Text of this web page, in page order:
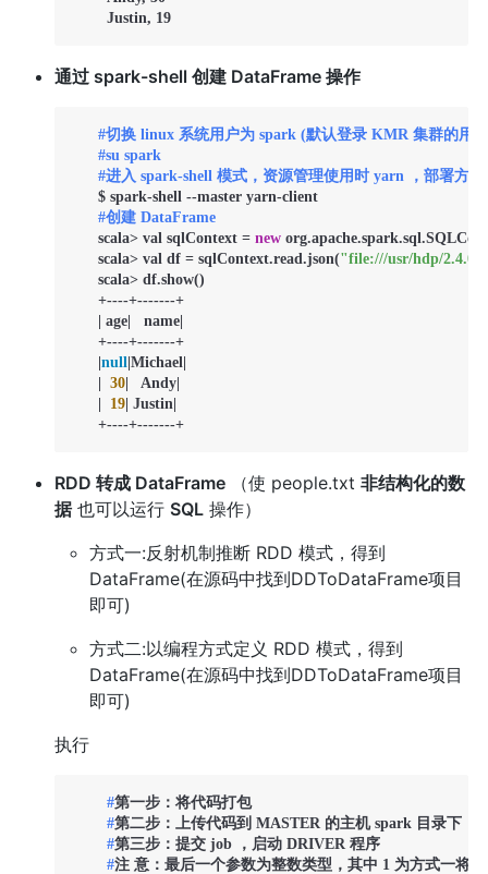
  	Justin, 19
通过 spark-shell 创建 DataFrame 操作
#切换 linux 系统用户为 spark (默认登录 KMR 集群的用
#su spark
#进入 spark-shell 模式，资源管理使用时 yarn ，部署方
      $ spark-shell --master yarn-client
#创建 DataFrame
      scala> val sqlContext =
new
      scala> val df = sqlContext.read.json(
"file:///usr/hdp/
      scala> df.show()
      +----+-------+
      | age|   name|
      +----+-------+
null |Michael|
30|   Andy|
19| Justin|
      +----+-------+
RDD 转成 DataFrame（使 people.txt 非结构化的数
据也可以运行 SQL操作）
方式一:反射机制推断 RDD 模式，得到
DataFrame(在源码中找到DDToDataFrame项目
即可)
方式二:以编程方式定义 RDD 模式，得到
DataFrame(在源码中找到DDToDataFrame项目
即可)
执行
  	#
第一步：将代码打包
  	#
第二步：上传代码到 MASTER 的主机 spark 目录下，
  	#
第三步：提交 job ，启动 DRIVER 程序
  	#
注 意：最后一个参数为整数类型，其中 1 为方式一将